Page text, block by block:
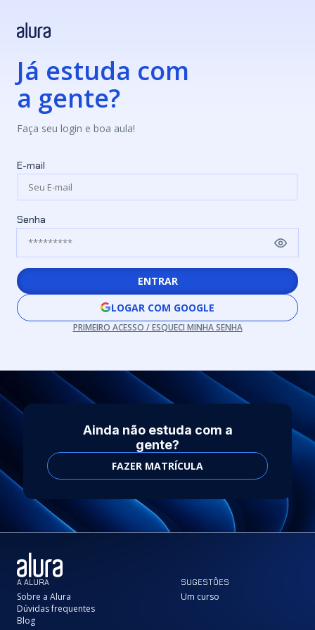
Já estuda com
a gente?
Faça seu login e boa aula!
E-mail
Senha
ENTRAR
LOGAR COM GOOGLE
PRIMEIRO ACESSO / ESQUECI MINHA SENHA
Ainda não estuda com a
gente?
FAZER MATRÍCULA
A ALURA
Sobre a Alura
Dúvidas frequentes
Blog
SUGESTÕES
Um curso